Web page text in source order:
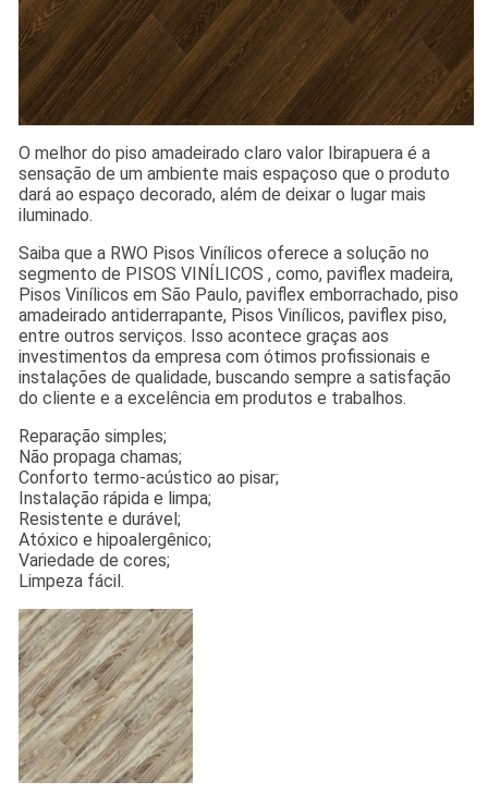
O melhor do piso amadeirado claro valor Ibirapuera é a
sensação de um ambiente mais espaçoso que o produto
dará ao espaço decorado, além de deixar o lugar mais
iluminado.
Saiba que a RWO Pisos Vinílicos oferece a solução no
segmento de PISOS VINÍLICOS , como, paviflex madeira,
Pisos Vinílicos em São Paulo, paviflex emborrachado, piso
amadeirado antiderrapante, Pisos Vinílicos, paviflex piso,
entre outros serviços. Isso acontece graças aos
investimentos da empresa com ótimos profissionais e
instalações de qualidade, buscando sempre a satisfação
do cliente e a excelência em produtos e trabalhos.
Reparação simples;
Não propaga chamas;
Conforto termo-acústico ao pisar;
Instalação rápida e limpa;
Resistente e durável;
Atóxico e hipoalergênico;
Variedade de cores;
Limpeza fácil.